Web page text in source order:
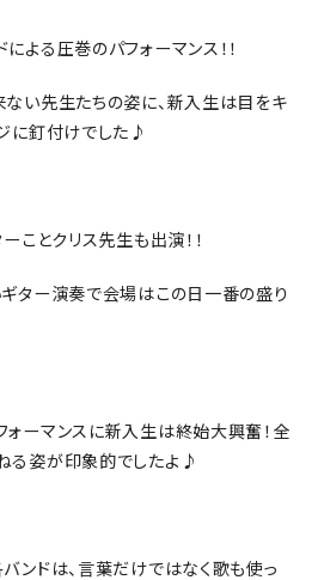
よる圧巻のパフォーマンス！！
い先生たちの姿に、新入生は目をキ
に釘付けでした♪
ことクリス先生も出演！！
ター演奏で会場はこの日一番の盛り
ーマンスに新入生は終始大興奮！全
る姿が印象的でしたよ♪
ンドは、言葉だけではなく歌も使っ